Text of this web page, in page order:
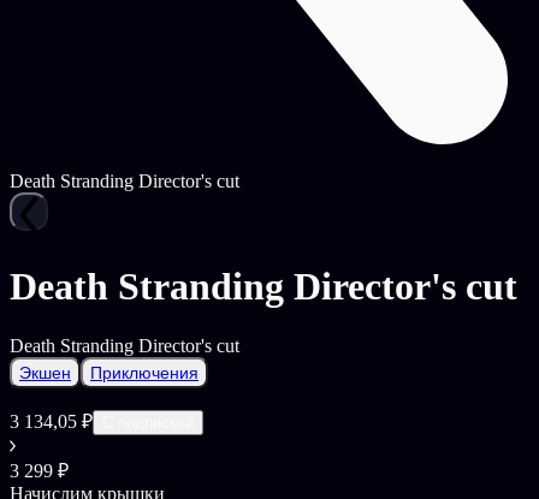
Death Stranding Director's cut
Death Stranding Director's cut
Death Stranding Director's cut
Экшен Приключения
3 134,05 ₽
3 299 ₽
Начислим крышки